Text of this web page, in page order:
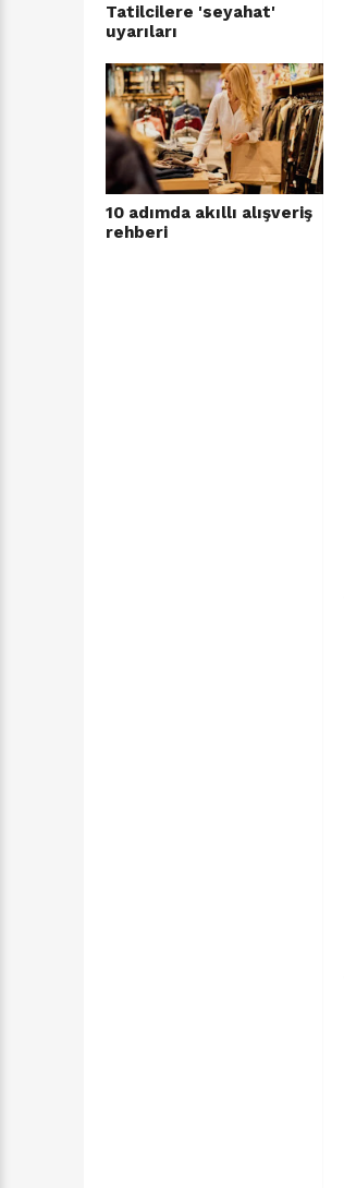
Tatilcilere 'seyahat'
uyarıları
10 adımda akıllı alışveriş
rehberi